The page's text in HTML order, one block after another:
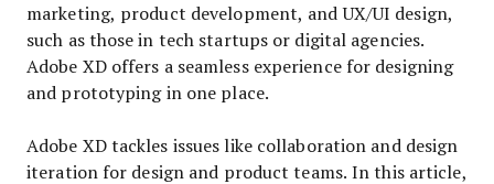
marketing, product development, and UX/UI design,
such as those in tech startups or digital agencies.
Adobe XD offers a seamless experience for designing
and prototyping in one place.
Adobe XD tackles issues like collaboration and design
iteration for design and product teams. In this article,